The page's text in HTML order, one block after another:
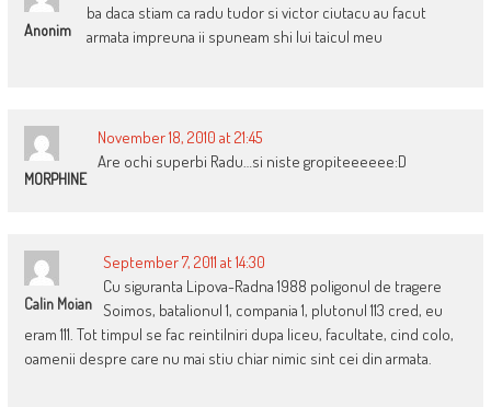
Anonim
ba daca stiam ca radu tudor si victor ciutacu au facut
armata impreuna ii spuneam shi lui taicul meu
MORPHINE
November 18, 2010 at 21:45
Are ochi superbi Radu…si niste gropiteeeeee:D
Calin Moian
September 7, 2011 at 14:30
Cu siguranta Lipova-Radna 1988 poligonul de tragere
Soimos, batalionul 1, compania 1, plutonul 113 cred, eu
eram 111. Tot timpul se fac reintilniri dupa liceu, facultate, cind colo,
oamenii despre care nu mai stiu chiar nimic sint cei din armata.